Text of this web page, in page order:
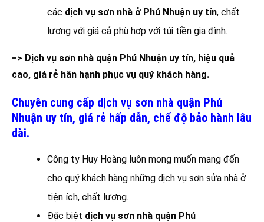
các dịch vụ sơn nhà ở Phú Nhuận uy tín, chất
lượng với giá cả phù hợp với túi tiền gia đình.
=> Dịch vụ sơn nhà quận Phú Nhuận uy tín, hiệu quả
cao, giá rẻ hân hạnh phục vụ quý khách hàng.
Chuyên cung cấp dịch vụ sơn nhà quận Phú
Nhuận uy tín, giá rẻ hấp dẫn, chế độ bảo hành lâu
dài.
Công ty Huy Hoàng luôn mong muốn mang đến
cho quý khách hàng những dịch vụ sơn sửa nhà ở
tiện ích, chất lượng.
Đặc biệt dịch vụ sơn nhà quận Phú